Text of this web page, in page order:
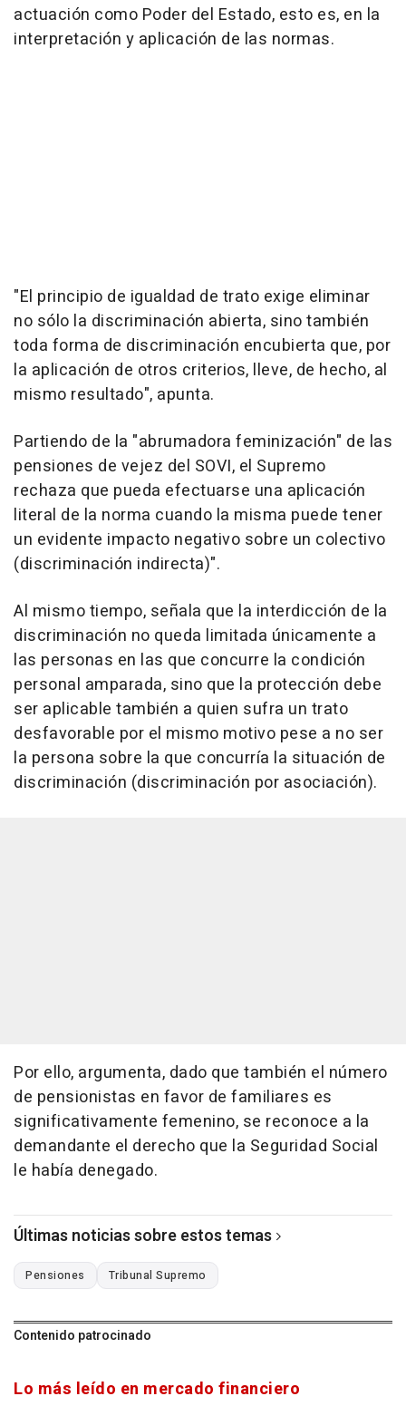
actuación como Poder del Estado, esto es, en la
interpretación y aplicación de las normas.
"El principio de igualdad de trato exige eliminar
no sólo la discriminación abierta, sino también
toda forma de discriminación encubierta que, por
la aplicación de otros criterios, lleve, de hecho, al
mismo resultado", apunta.
Partiendo de la "abrumadora feminización" de las
pensiones de vejez del SOVI, el Supremo
rechaza que pueda efectuarse una aplicación
literal de la norma cuando la misma puede tener
un evidente impacto negativo sobre un colectivo
(discriminación indirecta)".
Al mismo tiempo, señala que la interdicción de la
discriminación no queda limitada únicamente a
las personas en las que concurre la condición
personal amparada, sino que la protección debe
ser aplicable también a quien sufra un trato
desfavorable por el mismo motivo pese a no ser
la persona sobre la que concurría la situación de
discriminación (discriminación por asociación).
Por ello, argumenta, dado que también el número
de pensionistas en favor de familiares es
significativamente femenino, se reconoce a la
demandante el derecho que la Seguridad Social
le había denegado.
Últimas noticias sobre estos temas
Pensiones Tribunal Supremo
Contenido patrocinado
Lo más leído en mercado financiero